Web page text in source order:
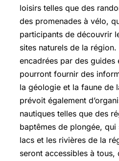
loisirs telles que des
des promenades à vélo,
participants de découvrir
sites naturels de la
encadrées par des guides
pourront fournir des
la géologie et la faune de
prévoit également
nautiques telles que des
baptêmes de plongée,
lacs et les rivières de la
seront accessibles à tous,